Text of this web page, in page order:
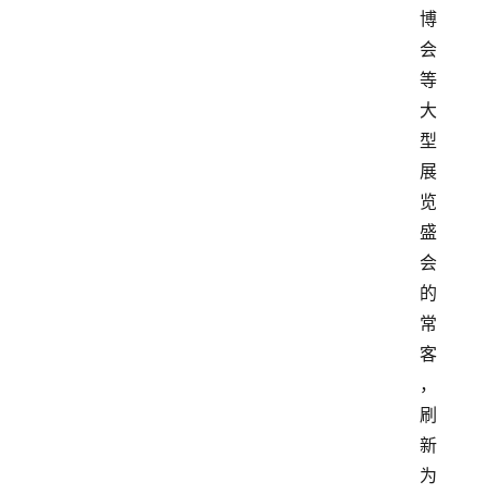
博
会
等
大
型
展
览
盛
会
的
常
客
，
刷
新
为